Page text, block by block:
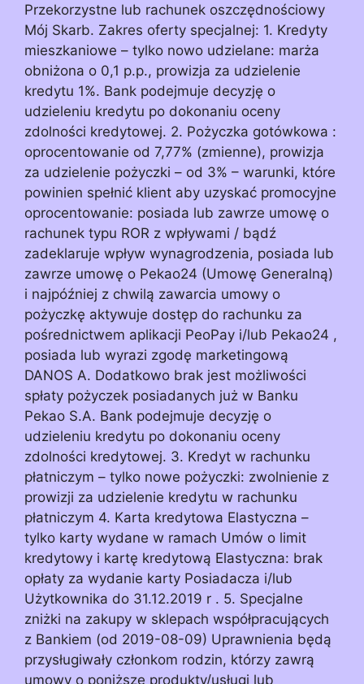
Przekorzystne lub rachunek oszczędnościowy
Mój Skarb. Zakres oferty specjalnej: 1. Kredyty
mieszkaniowe – tylko nowo udzielane: marża
obniżona o 0,1 p.p., prowizja za udzielenie
kredytu 1%. Bank podejmuje decyzję o
udzieleniu kredytu po dokonaniu oceny
zdolności kredytowej. 2. Pożyczka gotówkowa :
oprocentowanie od 7,77% (zmienne), prowizja
za udzielenie pożyczki – od 3% – warunki, które
powinien spełnić klient aby uzyskać promocyjne
oprocentowanie: posiada lub zawrze umowę o
rachunek typu ROR z wpływami / bądź
zadeklaruje wpływ wynagrodzenia, posiada lub
zawrze umowę o Pekao24 (Umowę Generalną)
i najpóźniej z chwilą zawarcia umowy o
pożyczkę aktywuje dostęp do rachunku za
pośrednictwem aplikacji PeoPay i/lub Pekao24 ,
posiada lub wyrazi zgodę marketingową
DANOS A. Dodatkowo brak jest możliwości
spłaty pożyczek posiadanych już w Banku
Pekao S.A. Bank podejmuje decyzję o
udzieleniu kredytu po dokonaniu oceny
zdolności kredytowej. 3. Kredyt w rachunku
płatniczym – tylko nowe pożyczki: zwolnienie z
prowizji za udzielenie kredytu w rachunku
płatniczym 4. Karta kredytowa Elastyczna –
tylko karty wydane w ramach Umów o limit
kredytowy i kartę kredytową Elastyczna: brak
opłaty za wydanie karty Posiadacza i/lub
Użytkownika do 31.12.2019 r . 5. Specjalne
zniżki na zakupy w sklepach współpracujących
z Bankiem (od 2019-08-09) Uprawnienia będą
przysługiwały członkom rodzin, którzy zawrą
umowy o poniższe produkty/usługi lub